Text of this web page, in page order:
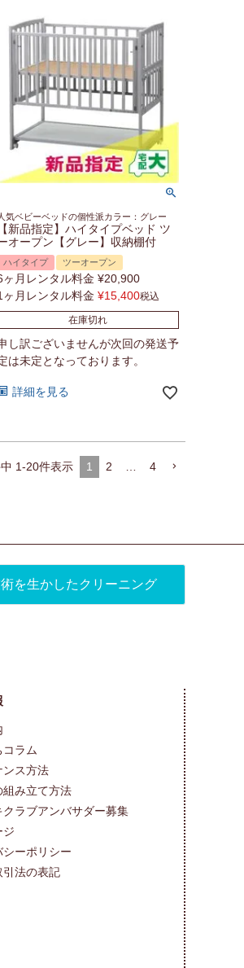
人気ベビーベッドの個性派カラー：グレー
【新品指定】ハイタイプベッド ツ
オープン【グレー】収納棚付
ハイタイプ ツーオープン
ヶ月レンタル料金 ¥20,900
ヶ月レンタル料金 ¥15,400税込
在庫切れ
し訳ございませんが次回の発送予
は未定となっております。
詳細を見る
1-20件表示 1 2 … 4
を生かしたクリーニング
コラム
ンス方法
組み立て方法
クラブアンバサダー募集
ジ
シーポリシー
引法の表記